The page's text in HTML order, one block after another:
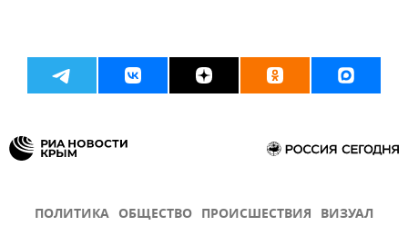
ПОЛИТИКА ОБЩЕСТВО ПРОИСШЕСТВИЯ ВИЗУАЛ